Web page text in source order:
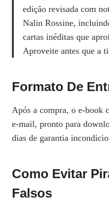
edição revisada com
Nalin Rossine,
cartas inéditas que
Aproveite antes que a
Formato De
Após a compra, o e‑book
e‑mail, pronto para
dias de garantia
Como Evitar
Falsos